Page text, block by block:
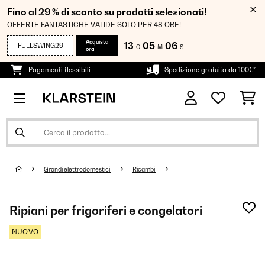
Fino al 29 % di sconto su prodotti selezionati!
OFFERTE FANTASTICHE VALIDE SOLO PER 48 ORE!
FULLSWING29
Acquista
ora
13 O 05 M 06 S
Pagamenti flessibili Spedizione gratuita da 100€*
Grandi elettrodomestici Ricambi
Ripiani per frigoriferi e congelatori
NUOVO